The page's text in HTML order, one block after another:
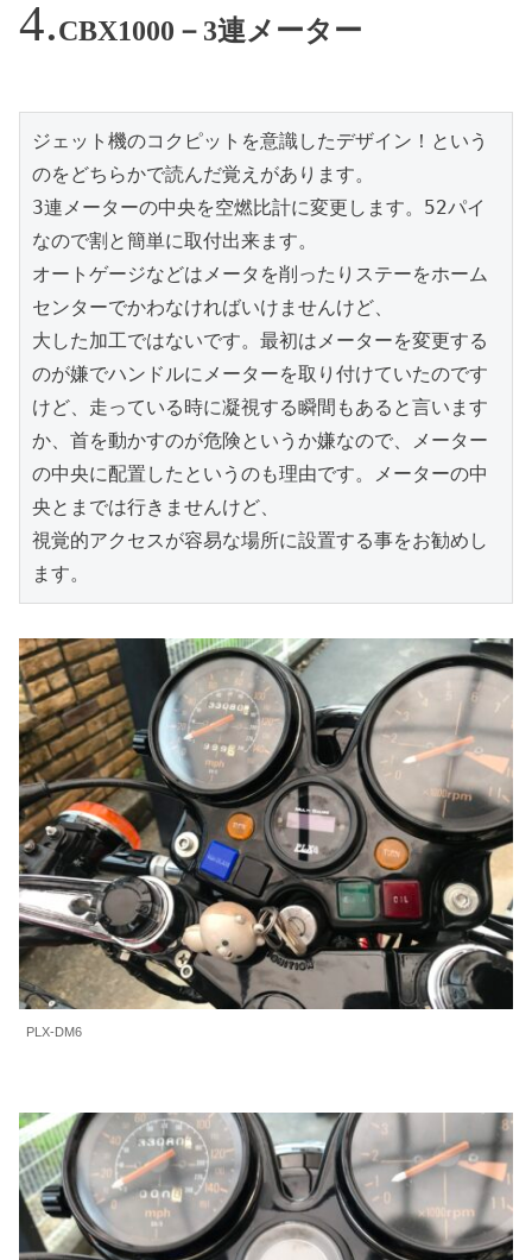
CBX1000－3連メーター
ジェット機のコクピットを意識したデザイン！という
のをどちらかで読んだ覚えがあります。
3連メーターの中央を空燃比計に変更します。52パイ
なので割と簡単に取付出来ます。
オートゲージなどはメータを削ったりステーをホーム
センターでかわなければいけませんけど、
大した加工ではないです。最初はメーターを変更する
のが嫌でハンドルにメーターを取り付けていたのです
けど、走っている時に凝視する瞬間もあると言います
か、首を動かすのが危険というか嫌なので、メーター
の中央に配置したというのも理由です。メーターの中
央とまでは行きませんけど、
視覚的アクセスが容易な場所に設置する事をお勧めし
ます。
PLX-DM6